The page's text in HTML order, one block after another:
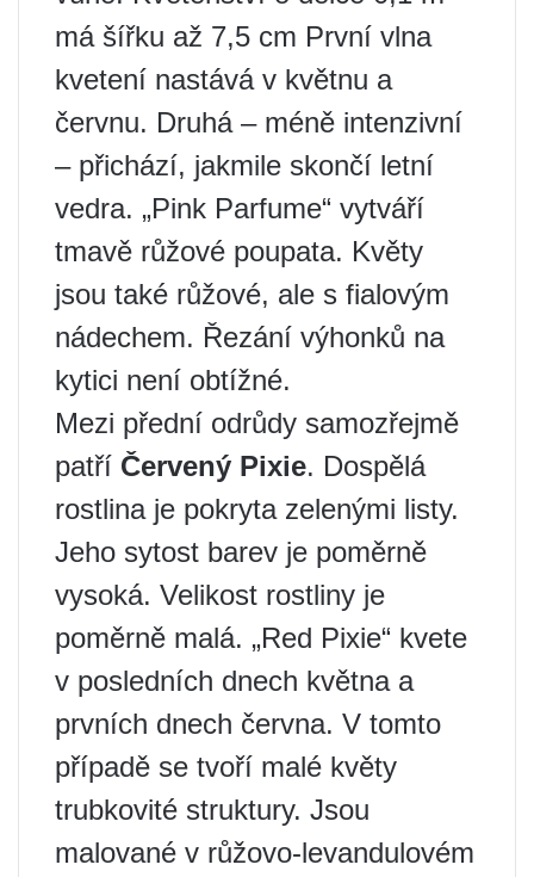
má šířku až 7,5 cm První vlna
kvetení nastává v květnu a
červnu. Druhá – méně intenzivní
– přichází, jakmile skončí letní
vedra. „Pink Parfume“ vytváří
tmavě růžové poupata. Květy
jsou také růžové, ale s fialovým
nádechem. Řezání výhonků na
kytici není obtížné.
Mezi přední odrůdy samozřejmě
patří Červený Pixie. Dospělá
rostlina je pokryta zelenými listy.
Jeho sytost barev je poměrně
vysoká. Velikost rostliny je
poměrně malá. „Red Pixie“ kvete
v posledních dnech května a
prvních dnech června. V tomto
případě se tvoří malé květy
trubkovité struktury. Jsou
malované v růžovo-levandulovém